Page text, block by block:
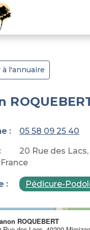
l'annuaire
: 05 58 09 25 40
20 Rue des
: Pédicure-
ROQUEBERT